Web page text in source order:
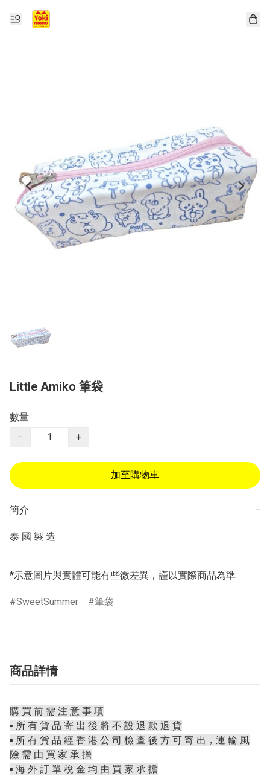
Little Amiko 筆袋
數量
−
+
加至購物車
簡介 −
泰 國 製 造
*示意圖片與實體可能有些微差異，謹以實際商品為準
SweetSummer 筆袋
商品詳情
購 買 前 需 注 意 事 項
▪️ 所 有 貨 品 寄 出 後 將 不 設 退 款 退 貨
▪️ 所 有 貨 品 經 香 港 公 司 檢 查 後 方 可 寄 出，運 輸 風
險 需 由 買 家 承 擔
▪️ 海 外 訂 單 稅 金 均 由 買 家 承 擔